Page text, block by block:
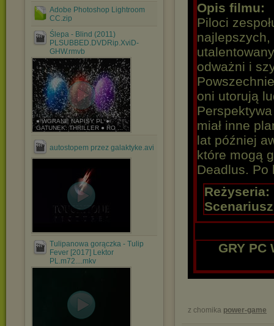
Adobe Photoshop Lightroom
CC.zip
Ślepa - Blind (2011)
PLSUBBED.DVDRip.XviD-
GHW.rmvb
● WGRANE NAPISY PL ●
GATUNEK: THRILLER ● RO ...
autostopem przez galaktyke.avi
Tulipanowa gorączka - Tulip
Fever [2017] Lektor
PL.m72....mkv
Opis filmu:
Piloci
odważni i
oni utorują
miał inne
lat później
które mogą
Deadlus. Po
Reżyseria:
GRY PC
z chomika power-game